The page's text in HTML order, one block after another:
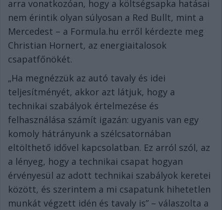
arra vonatkozóan, hogy a költségsapka hatásai
nem érintik olyan súlyosan a Red Bullt, mint a
Mercedest – a Formula.hu erről kérdezte meg
Christian Hornert, az energiaitalosok
csapatfőnökét.
„Ha megnézzük az autó tavaly és idei
teljesítményét, akkor azt látjuk, hogy a
technikai szabályok értelmezése és
felhasználása számít igazán: ugyanis van egy
komoly hátrányunk a szélcsatornában
eltölthető idővel kapcsolatban. Ez arról szól, az
a lényeg, hogy a technikai csapat hogyan
érvényesül az adott technikai szabályok keretei
között, és szerintem a mi csapatunk hihetetlen
munkát végzett idén és tavaly is” – válaszolta a